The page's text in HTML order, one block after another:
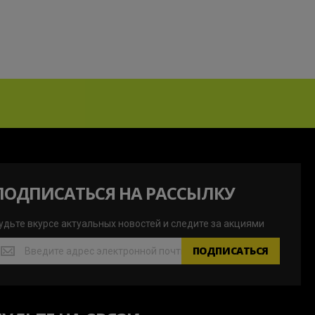
НА РАССЫЛКУ
вкурсе актуальных новостей и следите за акциями
ПОДПИСАТЬСЯ